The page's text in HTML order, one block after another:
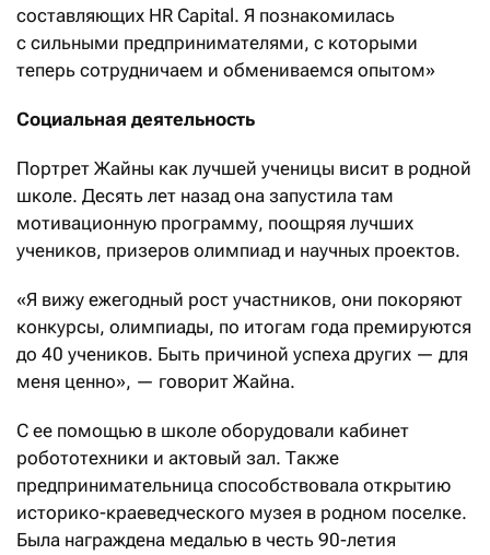
составляющих HR Capital. Я познакомилась
с сильными предпринимателями, с которыми
теперь сотрудничаем и обмениваемся опытом»
Социальная деятельность
Портрет Жайны как лучшей ученицы висит в родной
школе. Десять лет назад она запустила там
мотивационную программу, поощряя лучших
учеников, призеров олимпиад и научных проектов.
«Я вижу ежегодный рост участников, они покоряют
конкурсы, олимпиады, по итогам года премируются
до 40 учеников. Быть причиной успеха других — для
меня ценно», — говорит Жайна.
С ее помощью в школе оборудовали кабинет
робототехники и актовый зал. Также
предпринимательница способствовала открытию
историко-краеведческого музея в родном поселке.
Была награждена медалью в честь 90-летия